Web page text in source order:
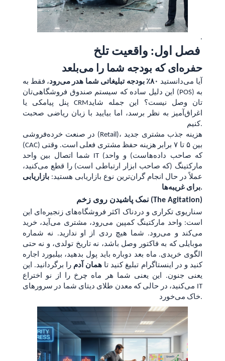
.
حفره‌ای که بودجه شما را می‌بلعد
آیا می‌دانستید ۸۰٪ بودجه تبلیغاتی شما هدر می‌رود
، فقط به
این دلیل ساده که سیستم صندوق فروشگاهی‌تان (POS) به
پنل پیامکی یا CRM‌تان وصل نیست؟ این جمله شاید
اغراق‌آمیز به نظر برسد، اما بیایید با زبان ریاضی صحبت
کنیم.
در صنعت خرده‌فروشی (Retail)، هزینه جذب مشتری جدید
(CAC) بین ۵ تا ۷ برابر هزینه حفظ مشتری فعلی است. وقتی
شما اتصال بین واحد IT (که صاحب داده‌هاست) و واحد
مارکتینگ (که صاحب ابزار ارتباطی است) را قطع می‌کنید،
عملاً در حال انجام گران‌ترین نوع بازاریابی هستید: بازاریابی
برای غریبه‌ها.
نمک پاشیدن روی زخم (The Agitation)
سناریوی تکراری و دردناک اکثر فروشگاه‌های زنجیره‌ای این
است: واحد مارکتینگ کمپین می‌رود، مشتری می‌آید، خرید
می‌کند و می‌رود. شما هیچ ردی از او ندارید. نه شماره
موبایلی که به فاکتور وصل باشد، نه تاریخ تولدی، و نه حتی
الگوی خریدی. ماه بعد دوباره باید پول بدهید، بیلبورد اجاره
کنید و در اینستاگرام تبلیغ کنید تا همان آدم را برگردانید. این
یعنی جنون. این یعنی شما هر ماه چرخ را از نو اختراع
می‌کنید، در حالی که معدن طلای دیتای شما در سرورهای IT
خاک می‌خورد.